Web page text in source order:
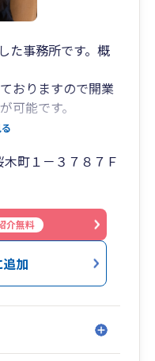
た事務所です。概
おりますので開業
可能です。
帳簿保存法など業
経営分析などに豊
どの実績も豊富で
のオンライン対応
お会いする回数を
可能になります。
町１－３７８７Ｆ
介無料
加